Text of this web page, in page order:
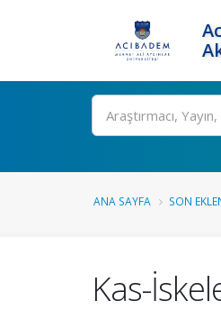
Ara
ANA SAYFA SON
Kas-